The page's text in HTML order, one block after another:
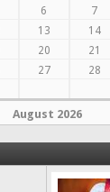
6 7
13 14
20 21
27 28
August 2026